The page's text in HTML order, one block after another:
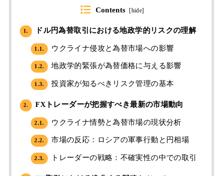
Contents [hide]
1. ドル円為替取引における地政学的リスクの理解
1.1. ウクライナ侵攻と為替市場への影響
1.2. 地政学的緊張が為替価格に与える影響
1.3. 投資家が知るべきリスク管理の基本
2. FXトレーダーが把握すべき最新の市場動向
2.1. ウクライナ情勢と為替市場の現状分析
2.2. 市場の反応：ロシアの軍事行動と円相場
2.3. トレーダーの戦略：不確実性の中での取引